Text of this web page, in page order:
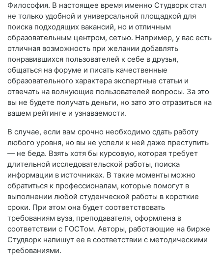
Философия. В настоящее время именно Студворк стал
не только удобной и универсальной площадкой для
поиска подходящих вакансий, но и отличным
образовательным центром, сетью. Например, у вас есть
отличная возможность при желании добавлять
понравившихся пользователей к себе в друзья,
общаться на форуме и писать качественные
образовательного характера экспертные статьи и
отвечать на волнующие пользователей вопросы. За это
вы не будете получать деньги, но зато это отразиться на
вашем рейтинге и узнаваемости.
В случае, если вам срочно необходимо сдать работу
любого уровня, но вы не успели к ней даже преступить
— не беда. Взять хотя бы курсовую, которая требует
длительной исследовательской работы, поиска
информации в источниках. В такие моменты можно
обратиться к профессионалам, которые помогут в
выполнении любой студенческой работы в короткие
сроки. При этом она будет соответствовать
требованиям вуза, преподавателя, оформлена в
соответствии с ГОСТом. Авторы, работающие на бирже
Студворк напишут ее в соответствии с методическими
требованиями.